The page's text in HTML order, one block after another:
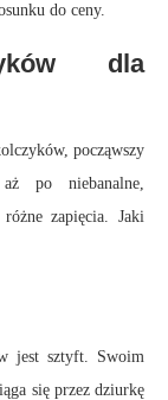
do ceny.
dla
począwszy
po niebanalne,
zapięcia. Jaki
jest sztyft. Swoim
się przez dziurkę